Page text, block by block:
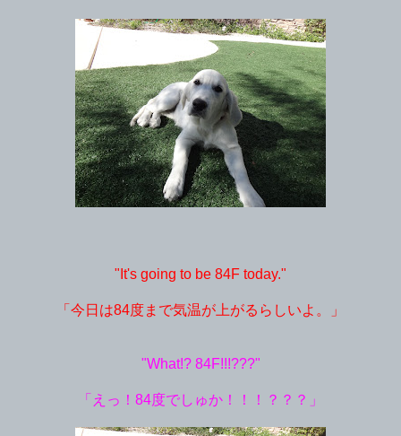
"It's going to be 84F today."
「今日は84度まで気温が上がるらしいよ。」
"What!? 84F!!!???"
「えっ！84度でしゅか！！！？？？」